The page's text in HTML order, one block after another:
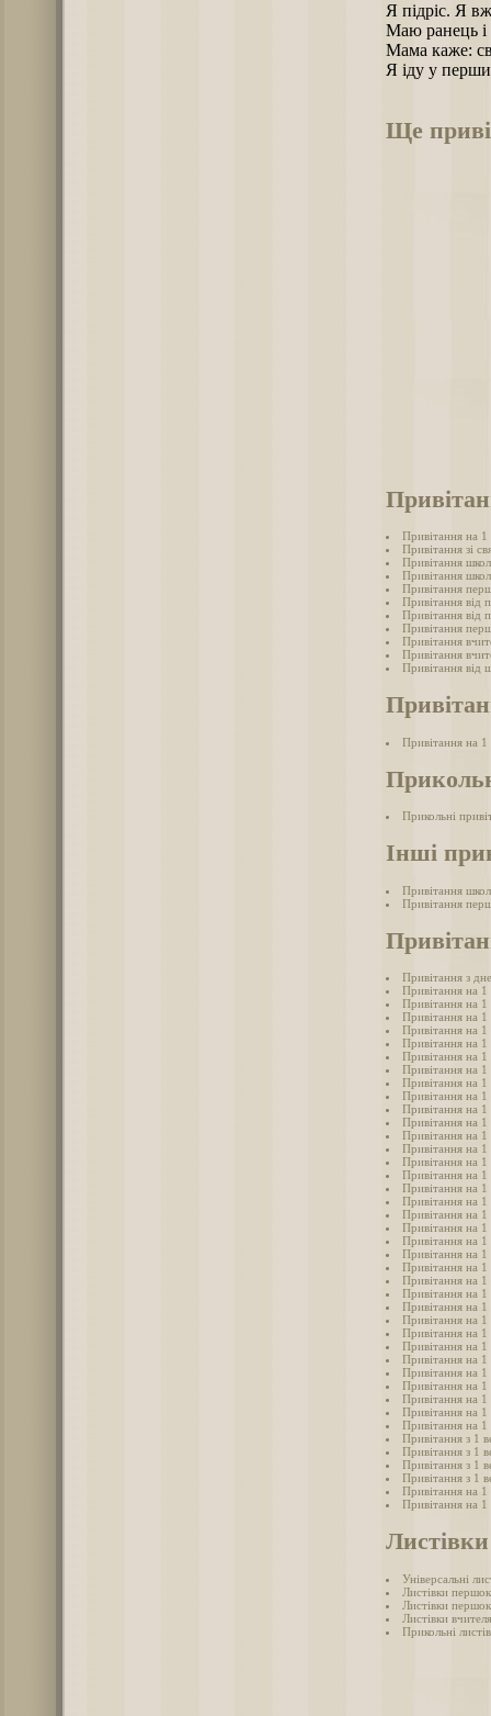
Я підріс. Я
Маю ранець і
Мама каже:
Я іду у
Ще
Привітання на 1
Привітання зі
Привітання
Привітання
Привітання
Привітання від
Привітання від
Привітання
Привітання
Привітання
Привітання від
Привітання на 1
Прикольні
Інші
Привітання
Привітання
Привітання з
Привітання на 1
Привітання на
Привітання на
Привітання на
Привітання на
Привітання на 1
Привітання на 1
Привітання на
Привітання на
Привітання на 1
Привітання на 1
Привітання на 1
Привітання на 1
Привітання на 1
Привітання на 1
Привітання на 1
Привітання на 1
Привітання на 1
Привітання на 1
Привітання на 1
Привітання на
Привітання на 1
Привітання на 1
Привітання на 1
Привітання на 1
Привітання на 1
Привітання на
Привітання на 1
Привітання на 1
Привітання на 1
Привітання на 1
Привітання на 1
Привітання на 1
Привітання на 1
Привітання з 1
Привітання з 1
Привітання з 1
Привітання з 1
Привітання на 1
Привітання на 1
Універсальні
Листівки
Листівки
Листівки
Прикольні